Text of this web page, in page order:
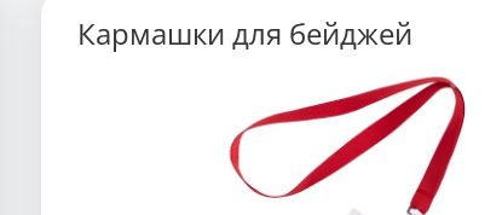
Кармашки для бейджей
Ремувка — стильный и современный промо-
сувенир, который может быть использован
брелок для ношения ключей и других
повседневных предметов и в качестве
оригинальной визитки для потенциальных
партнеров на встречах и мероприятиях.
Мы предлагаем широкий ассортимент
собственного производства по доступным